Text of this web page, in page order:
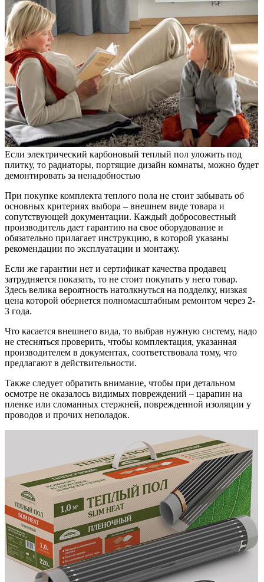
Если электрический карбоновый теплый пол уложить под
плитку, то радиаторы, портящие дизайн комнаты, можно будет
демонтировать за ненадобностью
При покупке комплекта теплого пола не стоит забывать об
основных критериях выбора – внешнем виде товара и
сопутствующей документации. Каждый добросовестный
производитель дает гарантию на свое оборудование и
обязательно прилагает инструкцию, в которой указаны
рекомендации по эксплуатации и монтажу.
Если же гарантии нет и сертификат качества продавец
затрудняется показать, то не стоит покупать у него товар.
Здесь велика вероятность натолкнуться на подделку, низкая
цена которой обернется полномасштабным ремонтом через 2-
3 года.
Что касается внешнего вида, то выбрав нужную систему, надо
не стесняться проверить, чтобы комплектация, указанная
производителем в документах, соответствовала тому, что
предлагают в действительности.
Также следует обратить внимание, чтобы при детальном
осмотре не оказалось видимых повреждений – царапин на
пленке или сломанных стержней, поврежденной изоляции у
проводов и прочих неполадок.